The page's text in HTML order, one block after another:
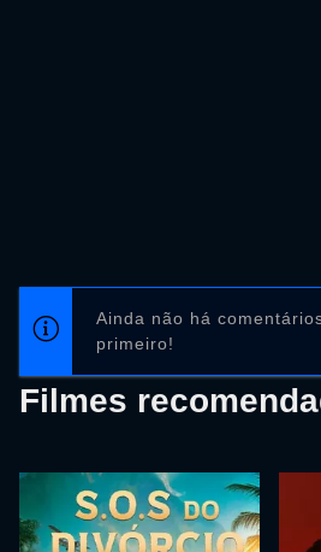
Ainda não há
primeiro!
Filmes